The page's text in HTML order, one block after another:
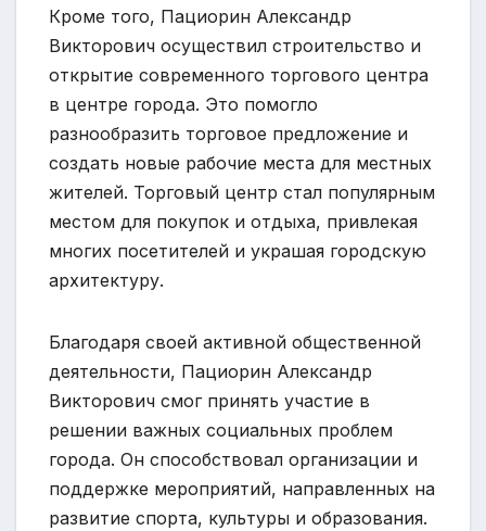
Кроме того, Пациорин Александр
Викторович осуществил строительство и
открытие современного торгового центра
в центре города. Это помогло
разнообразить торговое предложение и
создать новые рабочие места для местных
жителей. Торговый центр стал популярным
местом для покупок и отдыха, привлекая
многих посетителей и украшая городскую
архитектуру.
Благодаря своей активной общественной
деятельности, Пациорин Александр
Викторович смог принять участие в
решении важных социальных проблем
города. Он способствовал организации и
поддержке мероприятий, направленных на
развитие спорта, культуры и образования.